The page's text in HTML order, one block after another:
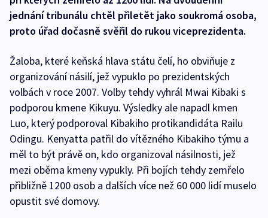
jednání tribunálu chtěl přiletět jako soukromá osoba,
proto úřad dočasně svěřil do rukou viceprezidenta.
Žaloba, které keňská hlava státu čelí, ho obviňuje z
organizování násilí, jež vypuklo po prezidentských
volbách v roce 2007. Volby tehdy vyhrál Mwai Kibaki s
podporou kmene Kikuyu. Výsledky ale napadl kmen
Luo, který podporoval Kibakiho protikandidáta Railu
Odingu. Kenyatta patřil do vítězného Kibakiho týmu a
měl to být právě on, kdo organizoval násilnosti, jež
mezi oběma kmeny vypukly. Při bojích tehdy zemřelo
přibližně 1200 osob a dalších více než 60 000 lidí muselo
opustit své domovy.